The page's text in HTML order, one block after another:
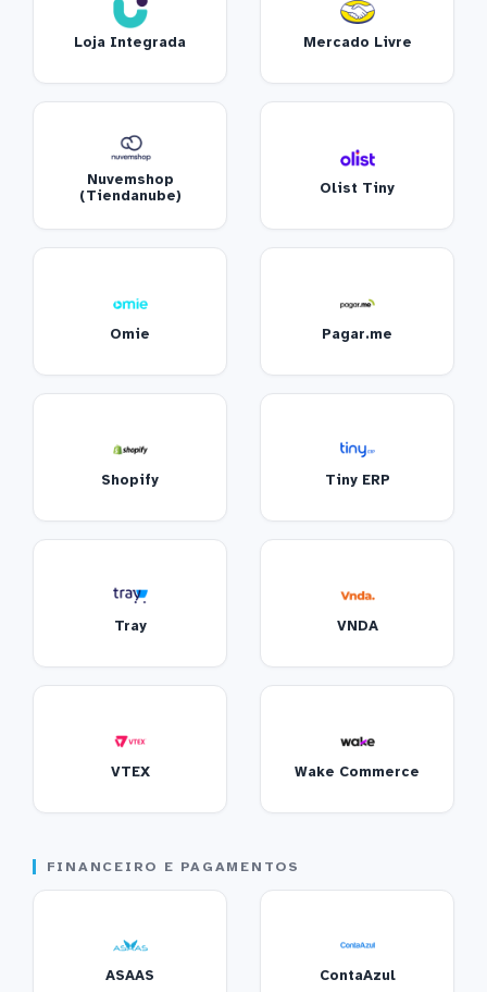
Loja Integrada Mercado Livre
Nuvemshop
(Tiendanube)
Olist Tiny
Omie Pagar.me
Shopify Tiny ERP
Tray VNDA
VTEX Wake Commerce
FINANCEIRO E PAGAMENTOS
ASAAS ContaAzul